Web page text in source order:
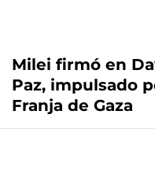
Milei firmó en
Paz, impulsado
Franja de Gaza